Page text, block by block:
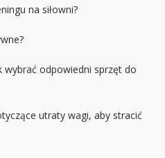
na siłowni?
wybrać odpowiedni sprzęt do
utraty wagi, aby stracić